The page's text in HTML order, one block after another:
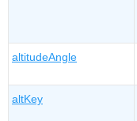
altitudeAngle
altKey